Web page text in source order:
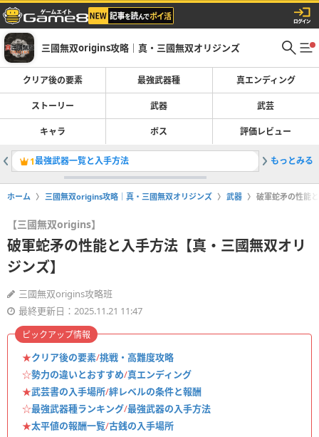
三國無双origins攻略｜真・三國無双オリジンズ
クリア後の要素 最強武器種 真エンディング
ストーリー 武器 武芸
キャラ ボス 評価レビュー
1最強武器一覧と入手方法 2最強武
もっとみる
ホーム 三國無双origins攻略｜真・三國無双オリジンズ 武器 破軍蛇矛の性能
【三國無双origins】
破軍蛇矛の性能と入手方法【真・三國無双オリ
ジンズ】
三國無双origins攻略班
最終更新日：2025.11.21 11:47
★クリア後の要素/挑戦・高難度攻略
☆勢力の違いとおすすめ/真エンディング
★武芸書の入手場所/絆レベルの条件と報酬
☆最強武器種ランキング/最強武器の入手方法
★太平値の報酬一覧/古銭の入手場所
ピックアップ情報